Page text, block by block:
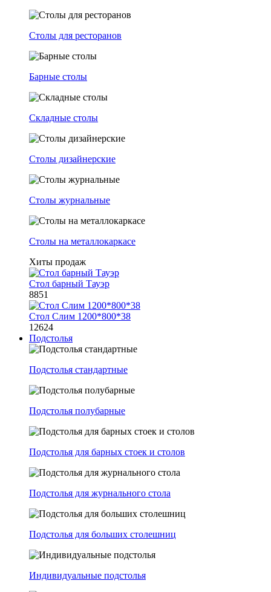
Столы для ресторанов
Барные столы
Складные столы
Столы дизайнерские
Столы журнальные
Столы на металлокаркасе
Хиты продаж
Стол барный Тауэр
8851
Стол Слим 1200*800*38
12624
Подстолья
Подстолья стандартные
Подстолья полубарные
Подстолья для барных стоек и столов
Подстолья для журнального стола
Подстолья для больших столешниц
Индивидуальные подстолья